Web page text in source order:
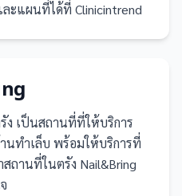
ะแผนที่ได้ที่ Clinicintrend
ง เป็นสถานที่ที่ให้บริการ
นทำเล็บ พร้อมให้บริการที่
ถานที่ในตรัง Nail&Bring